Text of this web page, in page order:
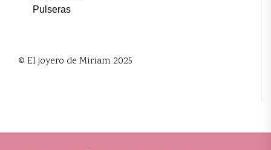
Pulseras
© El joyero de Miriam 2025